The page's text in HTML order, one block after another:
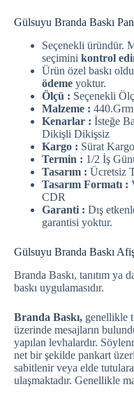
Gülsuyu Branda Baskı
Seçenekli üründür.
seçimini kontrol
Ürün özel baskı
ödeme yoktur.
Ölçü : Seçenekli
Malzeme :
Kenarlar : İsteğe
Dikişli Dikişsiz
Kargo : Sürat
Termin : 1/2 İş
Tasarım : Ücretsiz
Tasarım Formatı :
CDR
Garanti : Dış
garantisi yoktur.
Gülsuyu Branda Baskı
Branda Baskı, tanıtım ya
baskı uygulamasıdır.
Branda Baskı, genellikle
üzerinde mesajların
yapılan levhalardır.
net bir şekilde pankart
sabitlenir veya elde
ulaşmaktadır. Genellikle